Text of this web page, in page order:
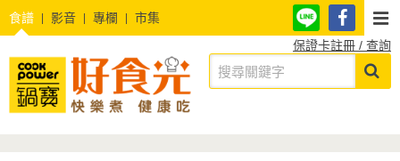
食譜 影音 專欄
市集
保證卡註冊 / 查詢